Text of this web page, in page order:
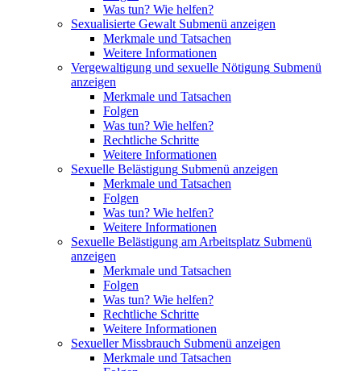
Was tun? Wie helfen?
Sexualisierte Gewalt Submenü anzeigen
Merkmale und Tatsachen
Weitere Informationen
Vergewaltigung und sexuelle Nötigung Submenü
anzeigen
Merkmale und Tatsachen
Folgen
Was tun? Wie helfen?
Rechtliche Schritte
Weitere Informationen
Sexuelle Belästigung Submenü anzeigen
Merkmale und Tatsachen
Folgen
Was tun? Wie helfen?
Weitere Informationen
Sexuelle Belästigung am Arbeitsplatz Submenü
anzeigen
Merkmale und Tatsachen
Folgen
Was tun? Wie helfen?
Rechtliche Schritte
Weitere Informationen
Sexueller Missbrauch Submenü anzeigen
Merkmale und Tatsachen